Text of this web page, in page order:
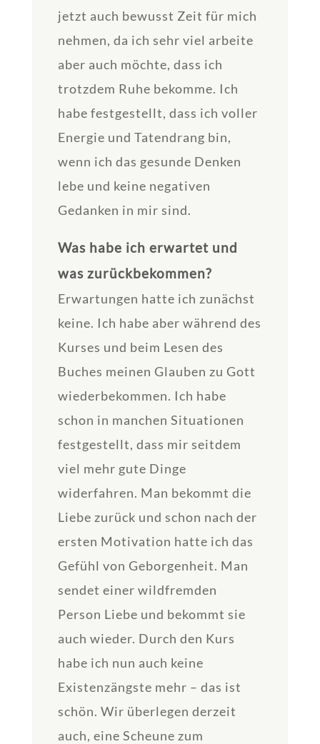
jetzt auch bewusst Zeit für mich
nehmen, da ich sehr viel arbeite
aber auch möchte, dass ich
trotzdem Ruhe bekomme. Ich
habe festgestellt, dass ich voller
Energie und Tatendrang bin,
wenn ich das gesunde Denken
lebe und keine negativen
Gedanken in mir sind.
Was habe ich erwartet und
was zurückbekommen?
Erwartungen hatte ich zunächst
keine. Ich habe aber während des
Kurses und beim Lesen des
Buches meinen Glauben zu Gott
wiederbekommen. Ich habe
schon in manchen Situationen
festgestellt, dass mir seitdem
viel mehr gute Dinge
widerfahren. Man bekommt die
Liebe zurück und schon nach der
ersten Motivation hatte ich das
Gefühl von Geborgenheit. Man
sendet einer wildfremden
Person Liebe und bekommt sie
auch wieder. Durch den Kurs
habe ich nun auch keine
Existenzängste mehr – das ist
schön. Wir überlegen derzeit
auch, eine Scheune zum